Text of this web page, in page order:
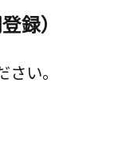
録）
い。